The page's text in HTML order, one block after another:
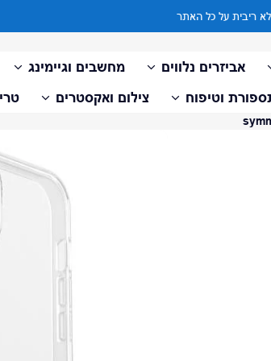
עד 10 תשלומים ללא ריבית על כל האתר
אביזרים נלווים מחשבים וגיימינג
וטיפוח צילום ואקסטרים